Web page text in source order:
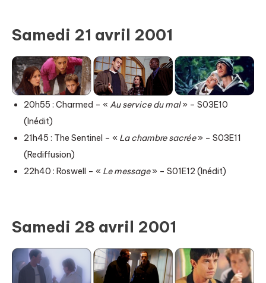
Samedi 21 avril 2001
20h55 : Charmed – « Au service du mal» – S03E10
(Inédit)
21h45 : The Sentinel – « La chambre sacrée» – S03E11
(Rediffusion)
22h40 : Roswell – « Le message» – S01E12 (Inédit)
Samedi 28 avril 2001